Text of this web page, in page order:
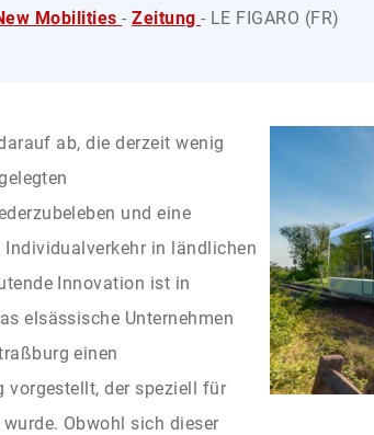
Mobilities-Zeitung- LE FIGARO (FR)
ab, die derzeit wenig
und eine
in ländlichen
Innovation ist in
elsässische Unternehmen
einen
vorgestellt, der speziell für
Obwohl sich dieser